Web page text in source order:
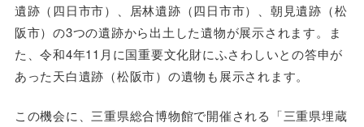
遺跡（四日市市）、居林遺跡（四日市市）、朝見遺跡（松
阪市）の3つの遺跡から出土した遺物が展示されます。ま
た、令和4年11月に国重要文化財にふさわしいとの答申が
あった天白遺跡（松阪市）の遺物も展示されます。
この機会に、三重県総合博物館で開催される「三重県埋蔵